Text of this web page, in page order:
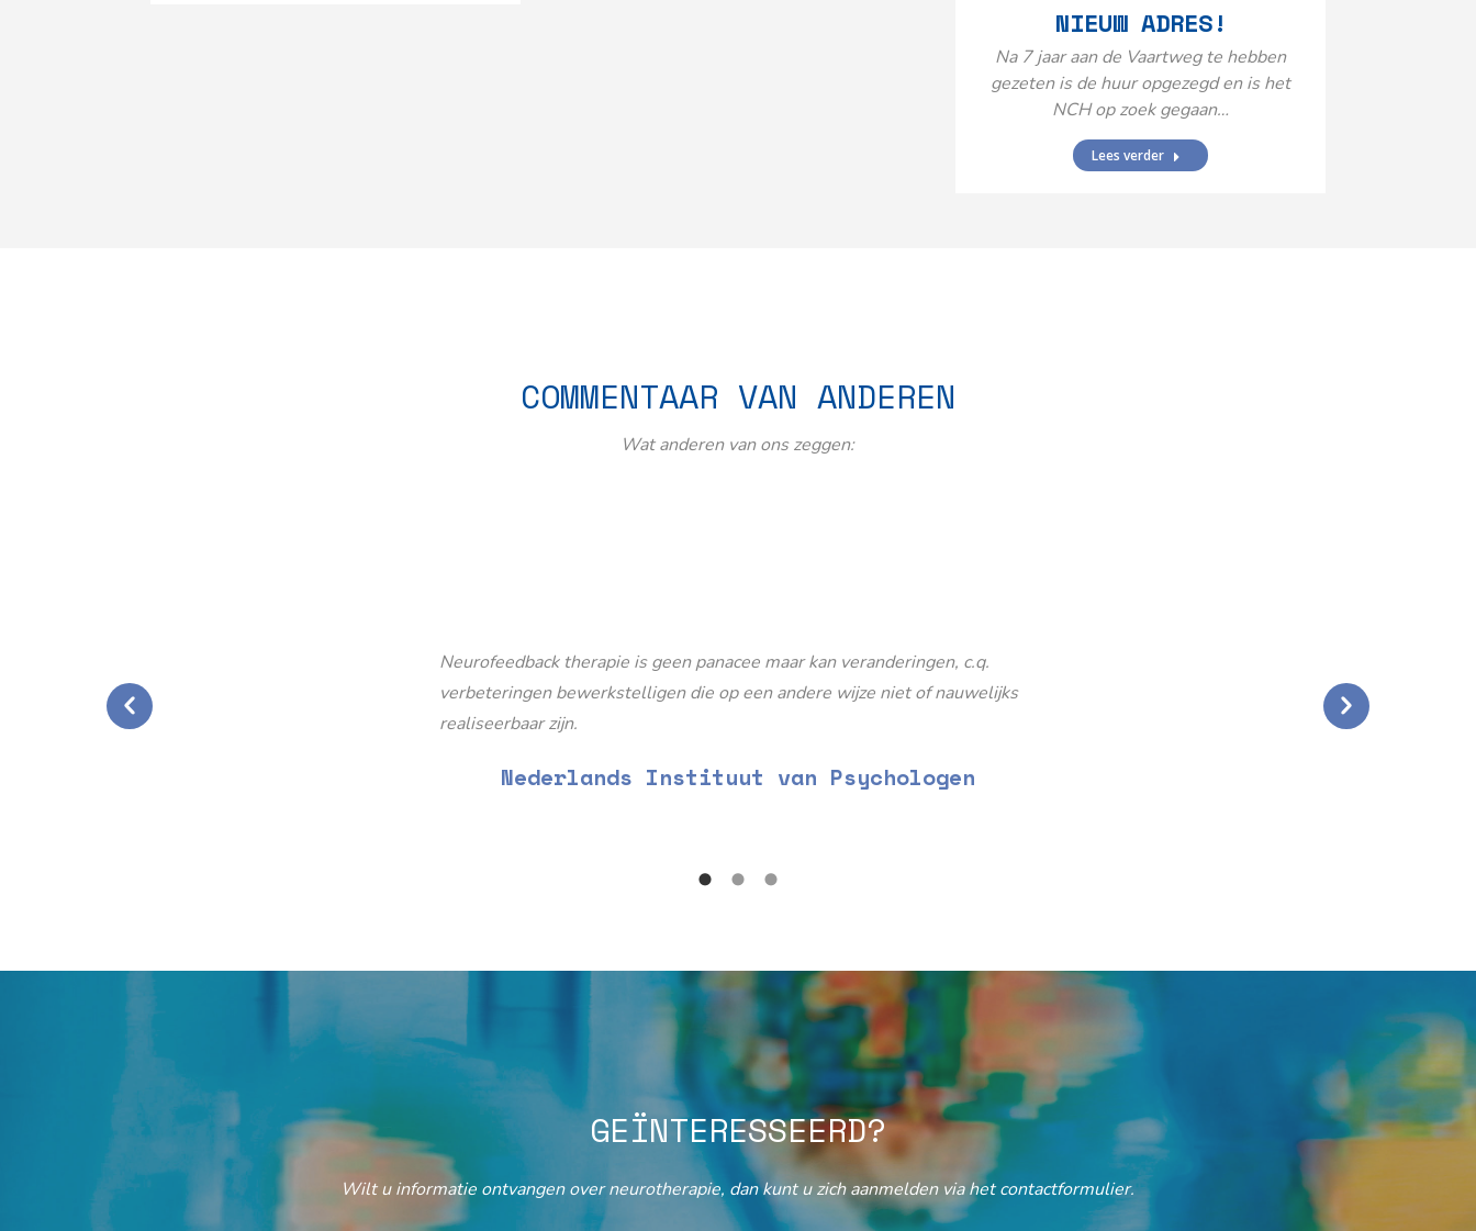
NIEUW ADRES!
Na 7 jaar aan de Vaartweg te hebben
gezeten is de huur opgezegd en is het
NCH op zoek gegaan…
Lees verder
COMMENTAAR VAN ANDEREN
Wat anderen van ons zeggen:
Neurofeedback therapie is geen panacee maar kan veranderingen, c.q.
verbeteringen bewerkstelligen die op een andere wijze niet of nauwelijks
realiseerbaar zijn.
Nederlands Instituut van Psychologen
GEÏNTERESSEERD?
Wilt u informatie ontvangen over neurotherapie, dan kunt u zich aanmelden via het contactformulier.